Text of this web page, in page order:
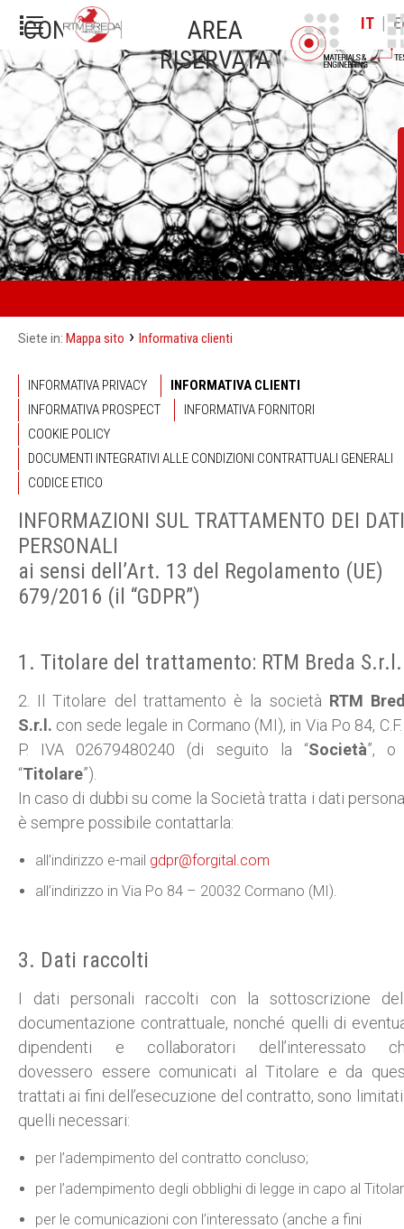
IT |
CONTATTI
AREA
RISERVATA
Siete in: Mappa sito › Informativa clienti
INFORMATIVA PRIVACY
INFORMATIVA CLIENTI
INFORMATIVA PROSPECT
INFORMATIVA FORNITORI
COOKIE POLICY
DOCUMENTI INTEGRATIVI ALLE CONDIZIONI CONTRATTUALI GENERALI
CODICE ETICO
INFORMAZIONI SUL TRATTAMENTO DEI DATI
PERSONALI
ai sensi dell’Art. 13 del Regolamento (UE)
679/2016 (il “GDPR”)
1. Titolare del trattamento: RTM Breda S.r.l.
2. Il Titolare del trattamento è la società RTM
S.r.l. con sede legale in Cormano (MI), in Via Po 84,
P. IVA 02679480240 (di seguito la “Società”, o
“Titolare”).
In caso di dubbi su come la Società tratta i dati
è sempre possibile contattarla:
all’indirizzo e-mail gdpr@forgital.com
all’indirizzo in Via Po 84 – 20032 Cormano (MI).
3. Dati raccolti
I dati personali raccolti con la sottoscrizione
documentazione contrattuale, nonché quelli di
dipendenti e collaboratori dell’interessato
dovessero essere comunicati al Titolare e da
trattati ai fini dell’esecuzione del contratto, sono
quelli necessari:
per l’adempimento del contratto concluso;
per l’adempimento degli obblighi di legge in capo al
per le comunicazioni con l’interessato (anche a fini